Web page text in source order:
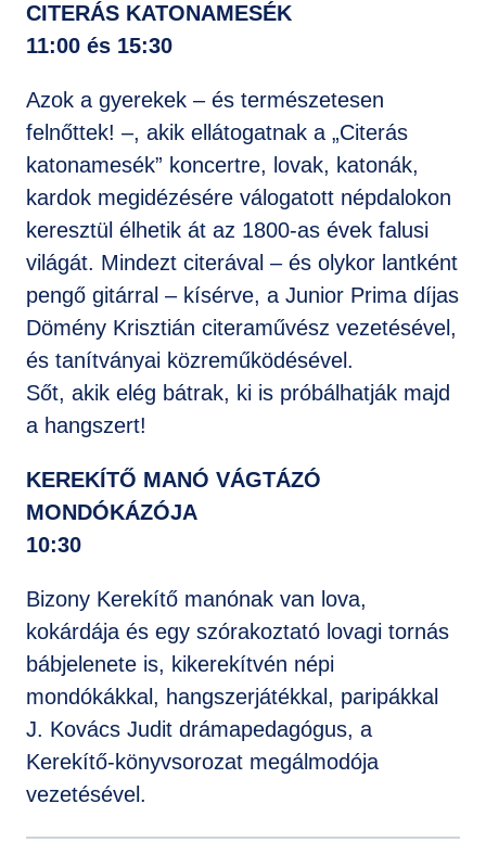
CITERÁS KATONAMESÉK
11:00 és 15:30
Azok a gyerekek – és természetesen
felnőttek! –, akik ellátogatnak a „Citerás
katonamesék” koncertre, lovak, katonák,
kardok megidézésére válogatott népdalokon
keresztül élhetik át az 1800-as évek falusi
világát. Mindezt citerával – és olykor lantként
pengő gitárral – kísérve, a Junior Prima díjas
Dömény Krisztián citeraművész vezetésével,
és tanítványai közreműködésével.
Sőt, akik elég bátrak, ki is próbálhatják majd
a hangszert!
KEREKÍTŐ MANÓ VÁGTÁZÓ
MONDÓKÁZÓJA
10:30
Bizony Kerekítő manónak van lova,
kokárdája és egy szórakoztató lovagi tornás
bábjelenete is, kikerekítvén népi
mondókákkal, hangszerjátékkal, paripákkal
J. Kovács Judit drámapedagógus, a
Kerekítő-könyvsorozat megálmodója
vezetésével.